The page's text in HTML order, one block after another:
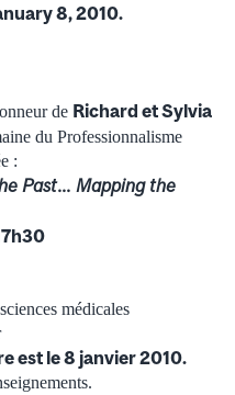
8, 2010.
de Richard et Sylvia
du Professionnalisme
:
Past… Mapping the
médicales
est le 8 janvier 2010.